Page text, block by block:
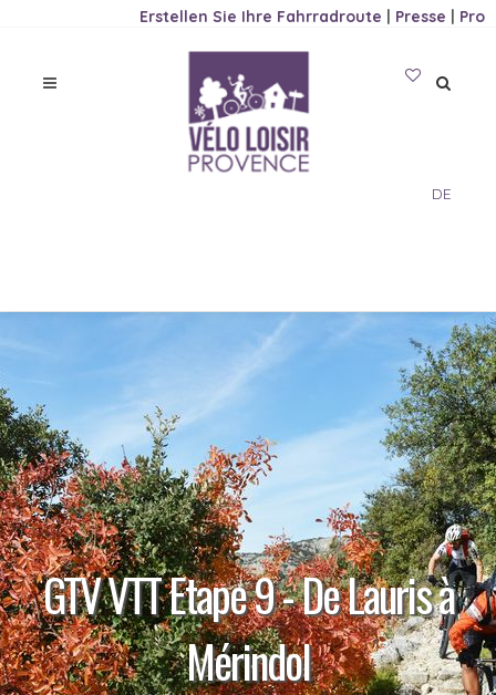
Erstellen Sie Ihre Fahrradroute | Presse | Pro
DE
GTV VTT Etape 9 - De Lauris à
Mérindol